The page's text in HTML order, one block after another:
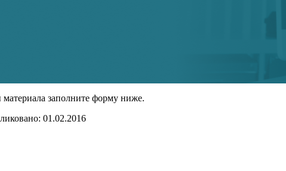
заполните форму ниже.
01.02.2016